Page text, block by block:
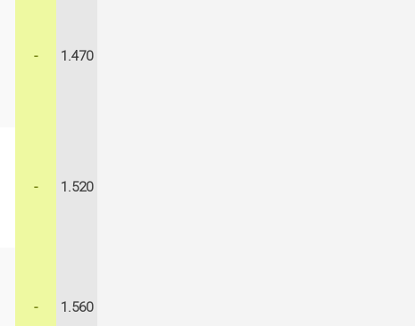
- 1.470
- 1.520
- 1.560